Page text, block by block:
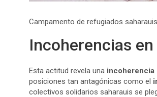
Campamento de refugiados
Incoherencias
Esta actitud revela una incoherencia
posiciones tan antagónicas como el
colectivos solidarios saharauis se